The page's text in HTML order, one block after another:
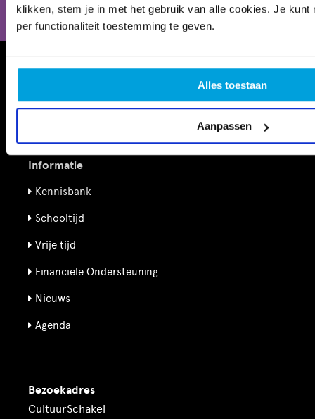
klikken, stem je in met het gebruik van alle cookies. Je kunt
per functionaliteit toestemming te geven.
Alles toestaan
Aanpassen
CultuurSchakel brengt je verder in kunst en cultuur in
Den Haag
Informatie
Kennisbank
Schooltijd
Vrije tijd
Financiële Ondersteuning
Nieuws
Agenda
Bezoekadres
CultuurSchakel